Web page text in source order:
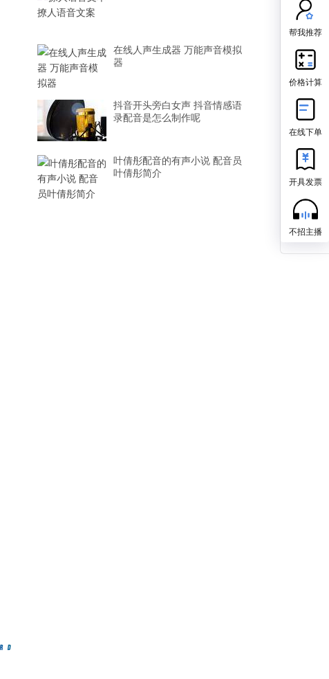
在线人声生成器 万能声音模拟
器
抖音开头旁白女声 抖音情感语
录配音是怎么制作呢
叶倩彤配音的有声小说 配音员
叶倩彤简介
帮我推荐
价格计算
在线下单
开具发票
不招主播